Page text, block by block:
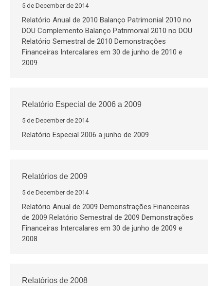
5 de December de 2014
Relatório Anual de 2010 Balanço Patrimonial 2010 no
DOU Complemento Balanço Patrimonial 2010 no DOU
Relatório Semestral de 2010 Demonstrações
Financeiras Intercalares em 30 de junho de 2010 e
2009
Relatório Especial de 2006 a 2009
5 de December de 2014
Relatório Especial 2006 a junho de 2009
Relatórios de 2009
5 de December de 2014
Relatório Anual de 2009 Demonstrações Financeiras
de 2009 Relatório Semestral de 2009 Demonstrações
Financeiras Intercalares em 30 de junho de 2009 e
2008
Relatórios de 2008